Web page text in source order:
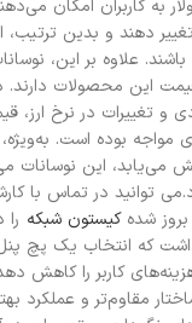
به کاربران امکان
تغییر دهند و بدین
علاوه بر این،
این محصولات دارند.
و تغییرات در نرخ ارز،
مواجه بوده است.
می‌یابد، این نوسانات
می توانید در تماس با
شده کیستون شبکه
که انتخاب یک پچ پنل
کاربر را کاهش
مقاوم‌تر و عملکرد